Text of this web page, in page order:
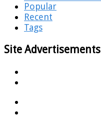
Popular
Recent
Tags
Site Advertisements